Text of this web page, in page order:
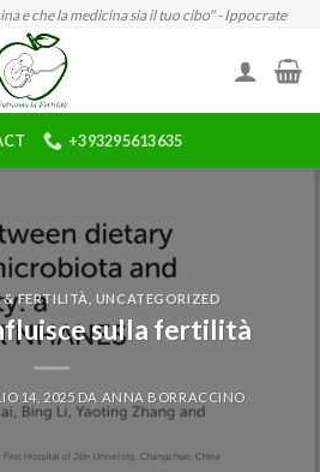
e che la medicina sia il tuo cibo" - Ippocrate
+393295613635
FERTILITÀ UNCATEGORIZED
sulla fertilità
14, 2025 DA ANNA BORRACCINO